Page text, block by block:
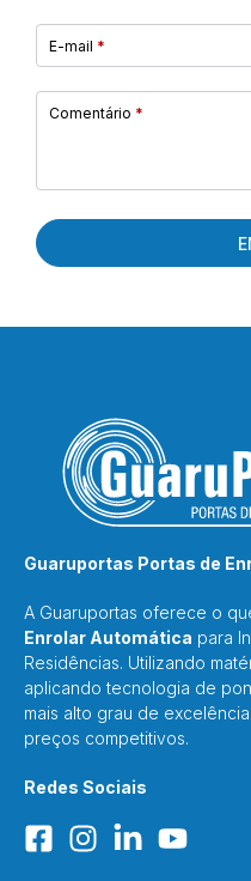
E-mail *
Comentário *
Guaruportas Portas de
A Guaruportas oferece o
Enrolar Automática para
Residências. Utilizando
aplicando tecnologia de
mais alto grau de
preços competitivos.
Redes Sociais